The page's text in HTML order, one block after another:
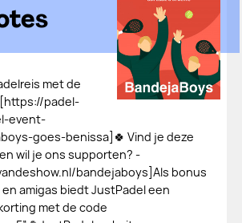
met de
padel-
event-
goes-benissa⁠⁠⁠⁠⁠⁠⁠⁠⁠]🍀 Vind je deze
wil je ons supporten? -
bandejaboys⁠⁠⁠⁠⁠⁠⁠⁠⁠]Als bonus
amigas biedt JustPadel een
met de code